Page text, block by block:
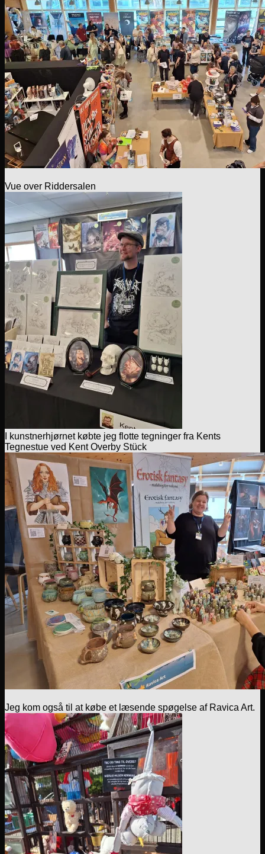
Vue over Riddersalen
I kunstnerhjørnet købte jeg flotte tegninger fra Kents
Tegnestue ved Kent Overby Stück
Jeg kom også til at købe et læsende spøgelse af Ravica Art.